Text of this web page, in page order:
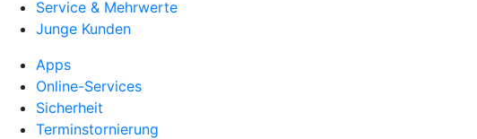
Service & Mehrwerte
Junge Kunden
Apps
Online-Services
Sicherheit
Terminstornierung